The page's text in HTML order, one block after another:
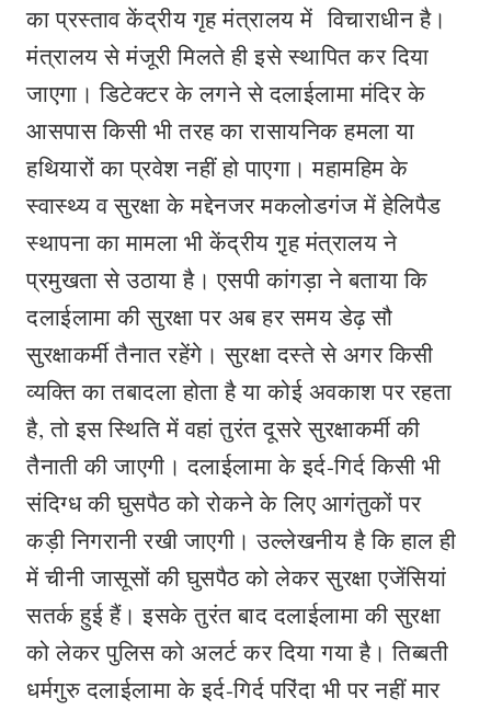
का प्रस्ताव केंद्रीय गृह मंत्रालय में विचाराधीन है।
मंत्रालय से मंजूरी मिलते ही इसे स्थापित कर दिया
जाएगा। डिटेक्टर के लगने से दलाईलामा मंदिर के
आसपास किसी भी तरह का रासायनिक हमला या
हथियारों का प्रवेश नहीं हो पाएगा। महामहिम के
स्वास्थ्य व सुरक्षा के मद्देनजर मकलोडगंज में हेलिपैड
स्थापना का मामला भी केंद्रीय गृ़ह मंत्रालय ने
प्रमुखता से उठाया है। एसपी कांगड़ा ने बताया कि
दलाईलामा की सुरक्षा पर अब हर समय डेढ़ सौ
सुरक्षाकर्मी तैनात रहेंगे। सुरक्षा दस्ते से अगर किसी
व्यक्ति का तबादला होता है या कोई अवकाश पर रहता
है, तो इस स्थिति में वहां तुरंत दूसरे सुरक्षाकर्मी की
तैनाती की जाएगी। दलाईलामा के इर्द-गिर्द किसी भी
संदिग्ध की घुसपैठ को रोकने के लिए आगंतुकों पर
कड़ी निगरानी रखी जाएगी। उल्लेखनीय है कि हाल ही
में चीनी जासूसों की घुसपैठ को लेकर सुरक्षा एजेंसियां
सतर्क हुई हैं। इसके तुरंत बाद दलाईलामा की सुरक्षा
को लेकर पुलिस को अलर्ट कर दिया गया है। तिब्बती
धर्मगुरु दलाईलामा के इर्द-गिर्द परिंदा भी पर नहीं मार